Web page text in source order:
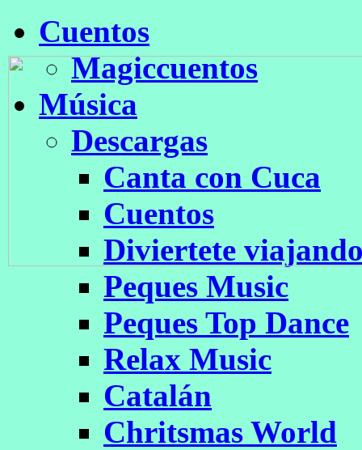
Cuentos
Magiccuentos
Música
Descargas
Canta con Cuca
Cuentos
Diviertete
Peques Music
Peques Top Dance
Relax Music
Catalán
Chritsmas World